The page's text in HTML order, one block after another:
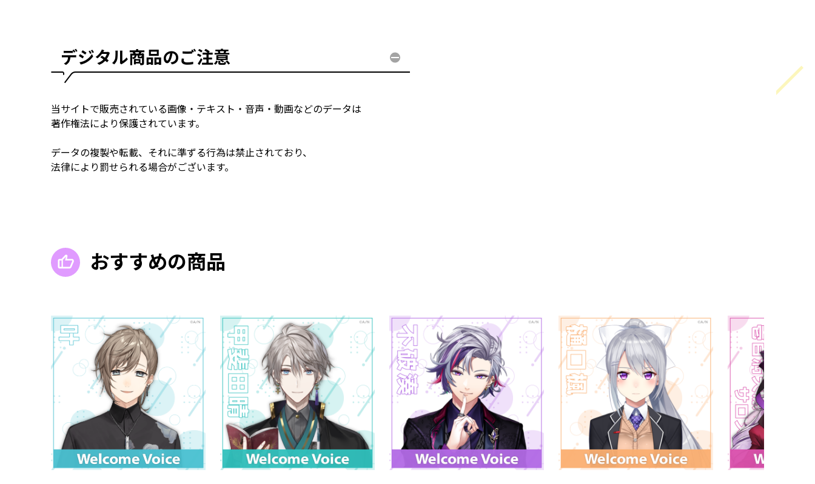
デジタル商品のご注意
当サイトで販売されている画像・テキスト・音声・動画などのデータは
著作権法により保護されています。
データの複製や転載、それに準ずる行為は禁止されており、
法律により罰せられる場合がございます。
おすすめの商品